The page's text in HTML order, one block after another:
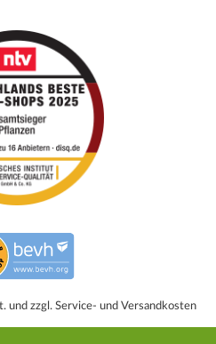
und zzgl. Service- und Versandkosten